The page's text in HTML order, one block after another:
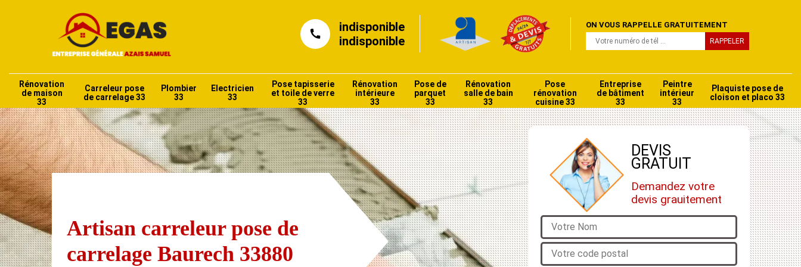
indisponible
indisponible
ON VOUS RAPPELLE GRATUITEMENT
Rénovation
de maison
33
Carreleur pose
de carrelage 33
Plombier
33
Electricien
33
Pose tapisserie
et toile de verre
33
Rénovation
intérieure
33
Pose de
parquet
33
Rénovation
salle de bain
33
Pose
rénovation
cuisine 33
Entreprise
de bâtiment
33
Peintre
intérieur
33
Plaquiste pose de
cloison et placo 33
Artisan carreleur pose de
carrelage Baurech 33880
DEVIS
GRATUIT
Demandez votre
devis grauitement